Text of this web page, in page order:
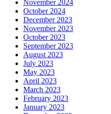
November 2024
October 2024
December 2023
November 2023
October 2023
September 2023
August 2023
July 2023
May 2023
April 2023
March 2023
February 2023
January 2023